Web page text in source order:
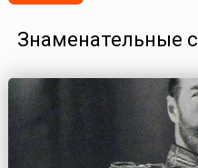
Знаменательные